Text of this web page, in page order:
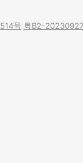
号 粤B2-20230927